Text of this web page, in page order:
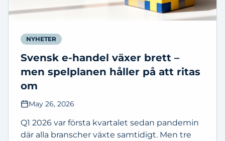
NYHETER
Svensk e-handel växer brett –
men spelplanen håller på att ritas
om
May 26, 2026
Q1 2026 var första kvartalet sedan pandemin
där alla branscher växte samtidigt. Men tre